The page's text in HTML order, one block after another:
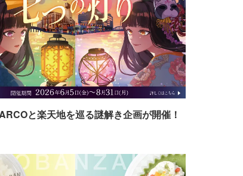
と楽天地を巡る謎解き企画が開催！